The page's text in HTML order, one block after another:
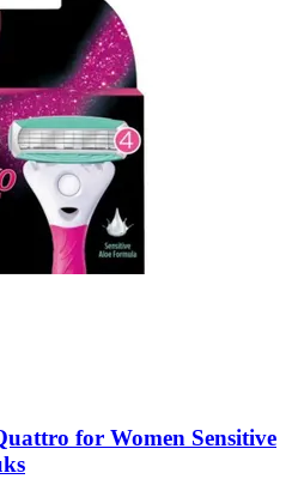
for Women Sensitive